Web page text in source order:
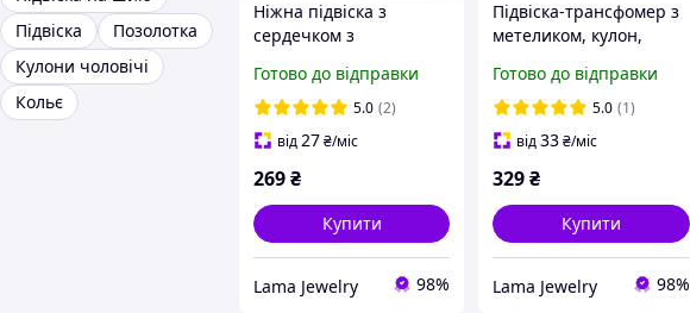
Підвіска
Позолотка
Кулони чоловічі
Кольє
Ніжна підвіска з
сердечком з
підвіска з сердечком і
крильцями, кольє з
сердечком, кулон,
ланцюжок
Готово до відправки
5.0 (2)
від27₴/міс
269₴
Купити
Lama Jewelry 98%
Підвіска-трансфомер з
метеликом, кулон,
метеликом, підвіска
протяжка з метеликом
Готово до відправки
5.0 (1)
від33₴/міс
329₴
Купити
Lama Jewelry 98%